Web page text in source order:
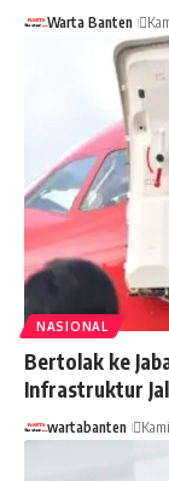
Warta Banten
NASIONAL
Bertolak ke
Infrastruktur
wartabanten